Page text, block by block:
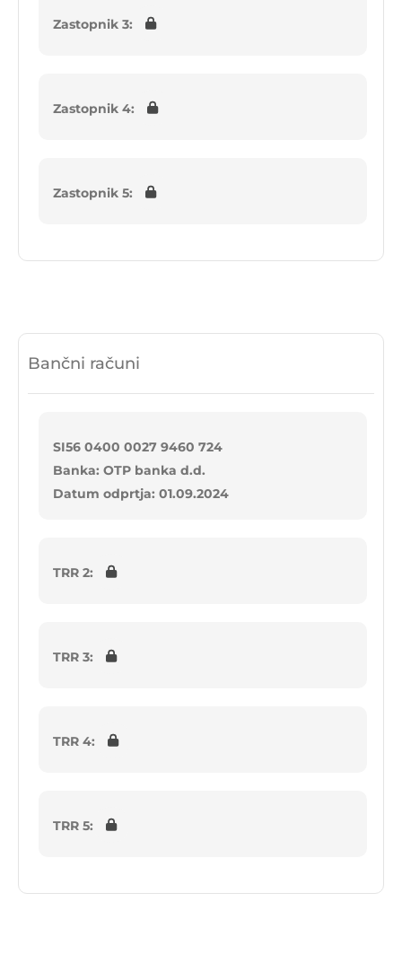
Zastopnik 3:
Zastopnik 4:
Zastopnik 5:
Bančni računi
SI56 0400 0027 9460 724
Banka: OTP banka d.d.
Datum odprtja: 01.09.2024
TRR 2:
TRR 3:
TRR 4:
TRR 5: